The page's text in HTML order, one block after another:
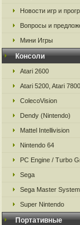
Новости игр и
Вопросы и
Мини Игры
Консоли
Atari 2600
Atari 5200, Atari
ColecoVision
Dendy (Nintendo)
Mattel Intellivision
Nintendo 64
PC Engine / Turbo
Sega
Sega Master System
Super Nintendo
Портативные